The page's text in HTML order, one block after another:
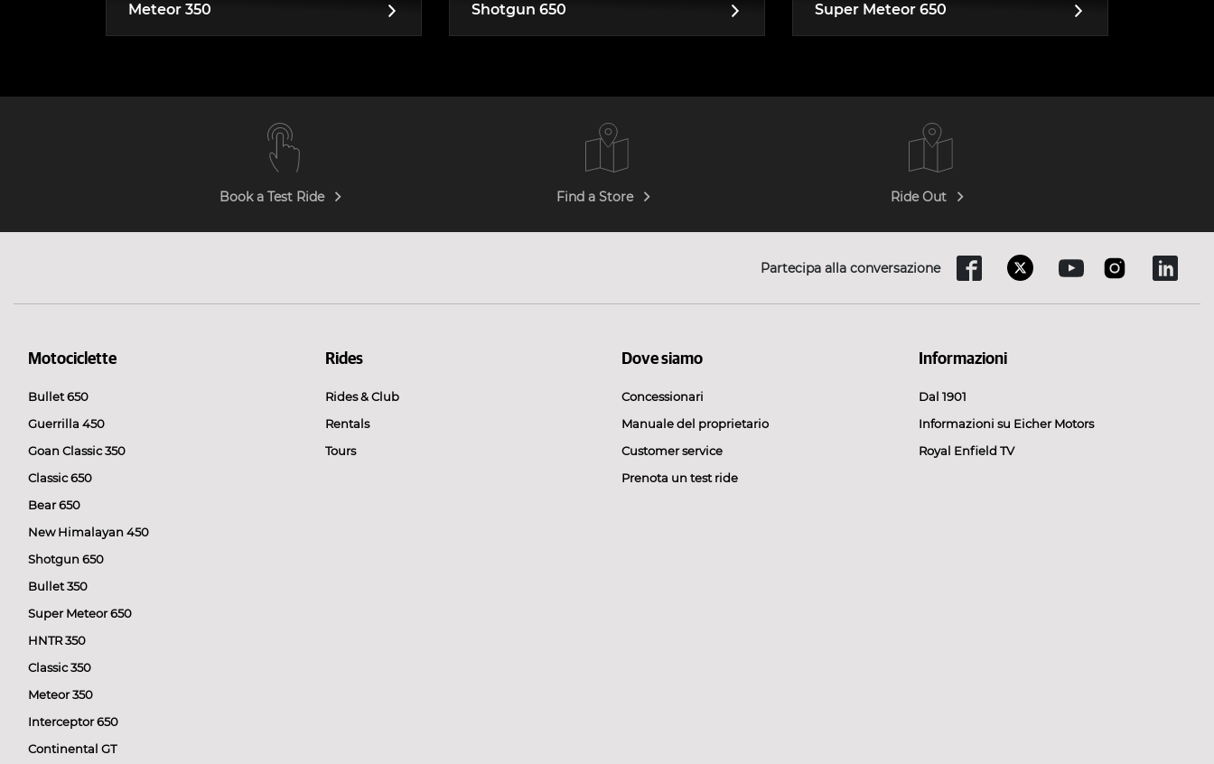
Meteor 350 Shotgun 650 Super Meteor 650
Book a Test Ride Find a Store Ride Out
Partecipa alla conversazione
Motociclette
Bullet 650
Guerrilla 450
Goan Classic 350
Classic 650
Bear 650
New Himalayan 450
Shotgun 650
Bullet 350
Super Meteor 650
HNTR 350
Classic 350
Meteor 350
Interceptor 650
Continental GT
Rides
Rides & Club
Rentals
Tours
Dove siamo
Concessionari
Manuale del proprietario
Customer service
Prenota un test ride
Informazioni
Dal 1901
Informazioni su Eicher Motors
Royal Enfield TV